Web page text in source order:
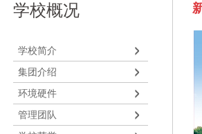
学校概况
学校简介
集团介绍
环境硬件
管理团队